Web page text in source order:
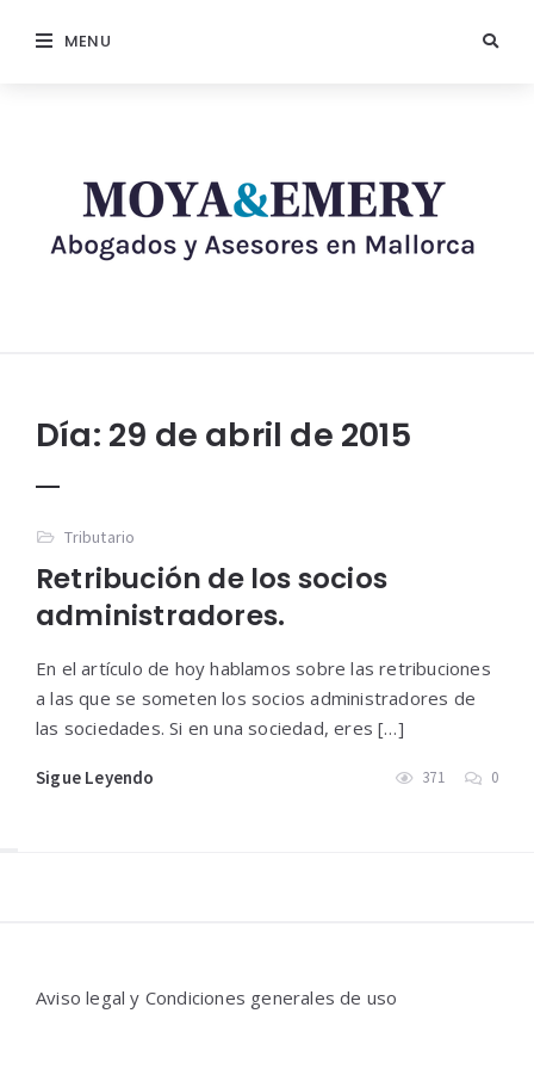
MENU
Día: 29 de abril de 2015
Tributario
Retribución de los socios
administradores.
En el artículo de hoy hablamos sobre las retribuciones
a las que se someten los socios administradores de
las sociedades. Si en una sociedad, eres […]
Sigue Leyendo 371 0
Aviso legal y Condiciones generales de uso